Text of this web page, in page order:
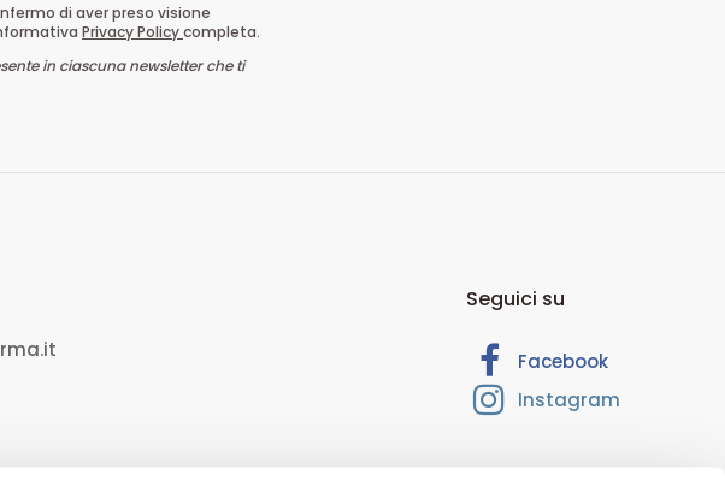
di aver preso visione
Privacy Policycompleta.
in ciascuna newsletter che ti
Seguici su
Facebook
Instagram